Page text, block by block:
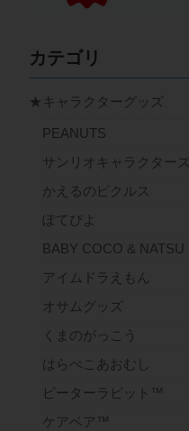
カテゴリ
★キャラクターグッズ
PEANUTS
サンリオキャラクターズ
かえるのピクルス
ぽてぴよ
BABY COCO & NATSU
アイムドラえもん
オサムグッズ
くまのがっこう
はらぺこあおむし
ピーターラビット™
ケアベア™